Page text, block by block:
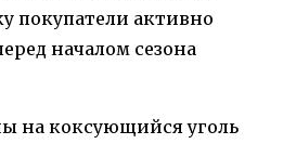
покупатели активно
началом сезона
на коксующийся уголь